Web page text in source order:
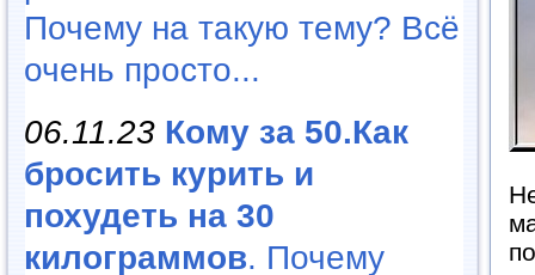
Почему на такую тему? Всё
очень просто...
06.11.23 Кому за 50.Как
бросить курить и
похудеть на 30
килограммов. Почему